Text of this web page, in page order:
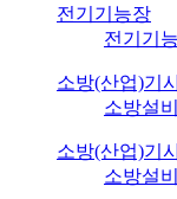
전기기능장
전기기
소방(산업)기
소방설
소방(산업)기
소방설